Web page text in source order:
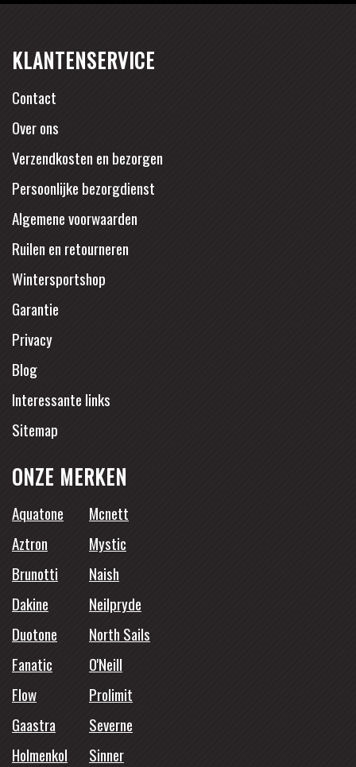
KLANTENSERVICE
Contact
Over ons
Verzendkosten en bezorgen
Persoonlijke bezorgdienst
Algemene voorwaarden
Ruilen en retourneren
Wintersportshop
Garantie
Privacy
Blog
Interessante links
Sitemap
ONZE MERKEN
Aquatone
Mcnett
Aztron
Mystic
Brunotti
Naish
Dakine
Neilpryde
Duotone
North Sails
Fanatic
O'Neill
Flow
Prolimit
Gaastra
Severne
Holmenkol
Sinner